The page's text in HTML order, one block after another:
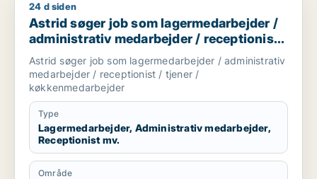
Astrid søger job som lagermedarbejder / administrativ
24 d siden
Astrid søger job som lagermedarbejder /
administrativ medarbejder / receptionist /
tjener / køkkenmedarbejder
Astrid søger job som lagermedarbejder / administrativ
medarbejder / receptionist / tjener /
køkkenmedarbejder
Type
Lagermedarbejder, Administrativ medarbejder,
Receptionist mv.
Område